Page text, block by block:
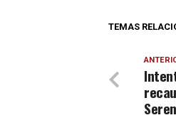
TEMAS